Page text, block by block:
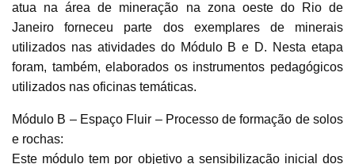
atua na área de mineração na zona oeste do Rio de
Janeiro forneceu parte dos exemplares de minerais
utilizados nas atividades do Módulo B e D. Nesta etapa
foram, também, elaborados os instrumentos pedagógicos
utilizados nas oficinas temáticas.
Módulo B – Espaço Fluir – Processo de formação de solos
e rochas:
Este módulo tem por objetivo a sensibilização inicial dos